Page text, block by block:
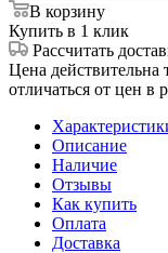
В корзину
Купить в 1 клик
Рассчитать
Цена действительна
отличаться от цен в
Описание
Наличие
Отзывы
Как купить
Оплата
Доставка